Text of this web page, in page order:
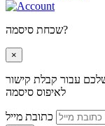
שכחת סיסמה?
×
עבור קבלת קישור
לאיפוס סיסמה